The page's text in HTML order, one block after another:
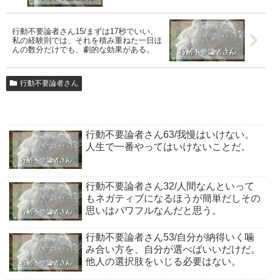
行動不要論者さん15/まずは17秒でいい、
私の経験則では、それを積み重ねた一日ほ
んの数分だけでも、劇的な効果がある。
行動不要論者さん
行動不要論者さん63/我慢はいけない。
人生で一番やってはいけないことだ。
行動不要論者さん32/人間なんといって
もネガティブになるほうが簡単だしその
思いはパワフルなんだと思う。
行動不要論者さん53/自分が納得いく噛
み合い方を、自分が選べばいいだけだ。
他人の選択肢をいじる必要はない。